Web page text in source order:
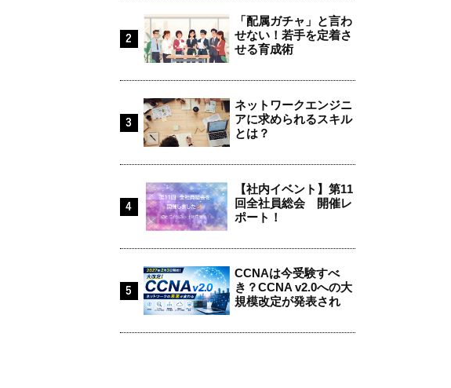
「配属ガチャ」と言わ
せない！若手を定着さ
せる育成術
ネットワークエンジニ
アに求められるスキル
とは？
【社内イベント】第11
回全社員総会 開催レ
ポート！
CCNAは今受験すべ
き？CCNA v2.0への大
規模改定が発表され